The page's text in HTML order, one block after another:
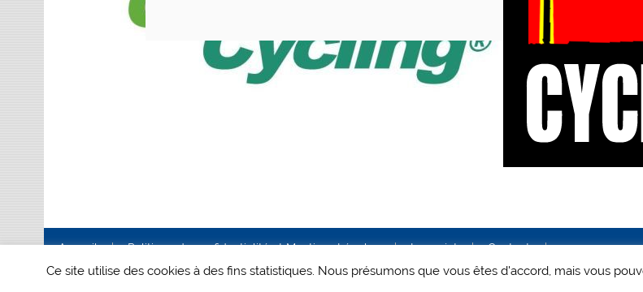
Accueil Politique de confidentialité et Mentions Légales Le projet Contact
Ce site utilise des cookies à des fins statistiques. Nous présumons que vous êtes d'accord, mais vous